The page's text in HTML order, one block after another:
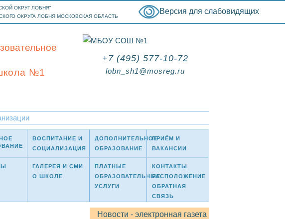
ОКРУГ ЛОБНЯ"
ОКРУГА ЛОБНЯ МОСКОВСКАЯ ОБЛАСТЬ
№1
+7 (495) 577-10-72
lobn_sh1@mosreg.ru
Версия для слабовидящих
ВОСПИТАНИЕ И
СОЦИАЛИЗАЦИЯ
ДОПОЛНИТЕЛЬНОЕ
ОБРАЗОВАНИЕ
ПРИЁМ И
ВАКАНСИИ
ГАЛЕРЕЯ И СМИ
О ШКОЛЕ
ПЛАТНЫЕ
ОБРАЗОВАТЕЛЬНЫЕ
УСЛУГИ
КОНТАКТЫ
РАСПОЛОЖЕНИЕ
ОБРАТНАЯ
СВЯЗЬ
Новости - электронная газета